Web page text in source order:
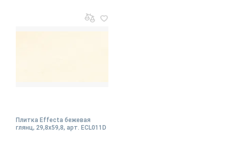
Плитка Effecta бежевая
глянц, 29,8x59,8, арт. ECL011D